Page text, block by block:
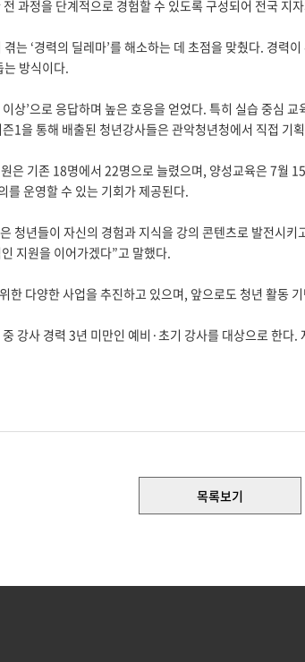
과정을 단계적으로 경험할 수 있도록 구성되어 전국 지
는 ‘경력의 딜레마’를 해소하는 데 초점을 맞췄다. 경력
는 방식이다.
상’으로 응답하며 높은 호응을 얻었다. 특히 실습 중심
1을 통해 배출된 청년강사들은 관악청년청에서 직접 기
은 기존 18명에서 22명으로 늘렸으며, 양성교육은 7월
를 운영할 수 있는 기회가 제공된다.
청년들이 자신의 경험과 지식을 강의 콘텐츠로 발전시
지원을 이어가겠다”고 말했다.
다양한 사업을 추진하고 있으며, 앞으로도 청년 활동
강사 경력 3년 미만인 예비·초기 강사를 대상으로 한
목록보기